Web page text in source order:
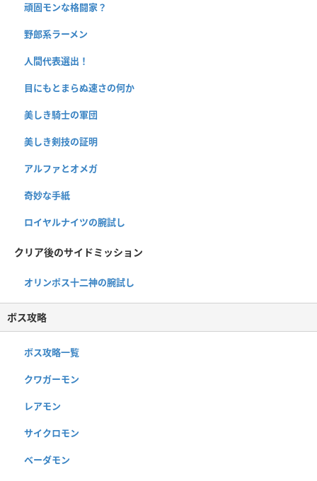
頑固モンな格闘家？
野郎系ラーメン
人間代表選出！
目にもとまらぬ速さの何か
美しき騎士の軍団
美しき剣技の証明
アルファとオメガ
奇妙な手紙
ロイヤルナイツの腕試し
クリア後のサイドミッション
オリンポス十二神の腕試し
ボス攻略
ボス攻略一覧
クワガーモン
レアモン
サイクロモン
ベーダモン